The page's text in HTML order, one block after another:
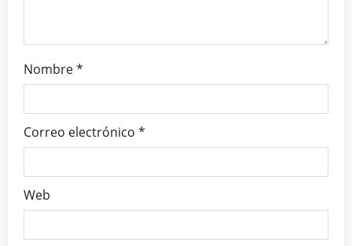
a
d
a
s
Nombre*
Correo electrónico *
Web